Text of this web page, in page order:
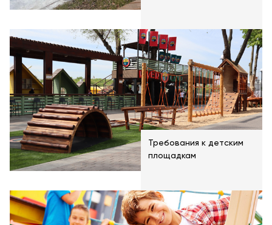
Требования к детским
площадкам